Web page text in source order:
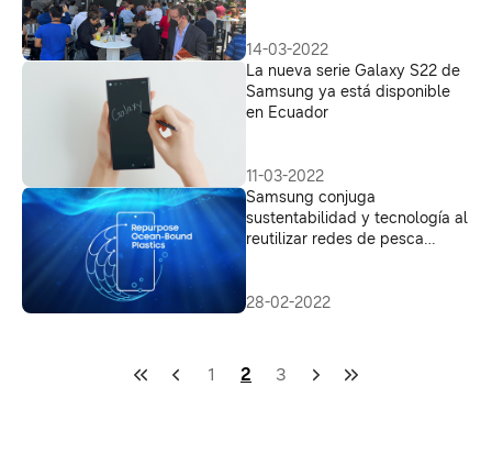
14-03-2022
La nueva serie Galaxy S22 de
Samsung ya está disponible
en Ecuador
11-03-2022
Samsung conjuga
sustentabilidad y tecnología al
reutilizar redes de pesca
28-02-2022
1 2 3